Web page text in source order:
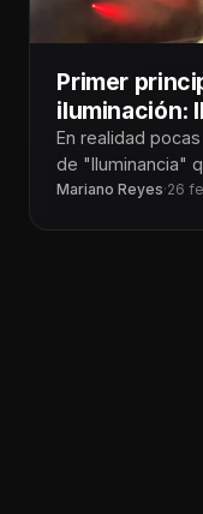
Primer
iluminación:
En realidad
de "Iluminancia"
aunque son
Mariano Reyes·26